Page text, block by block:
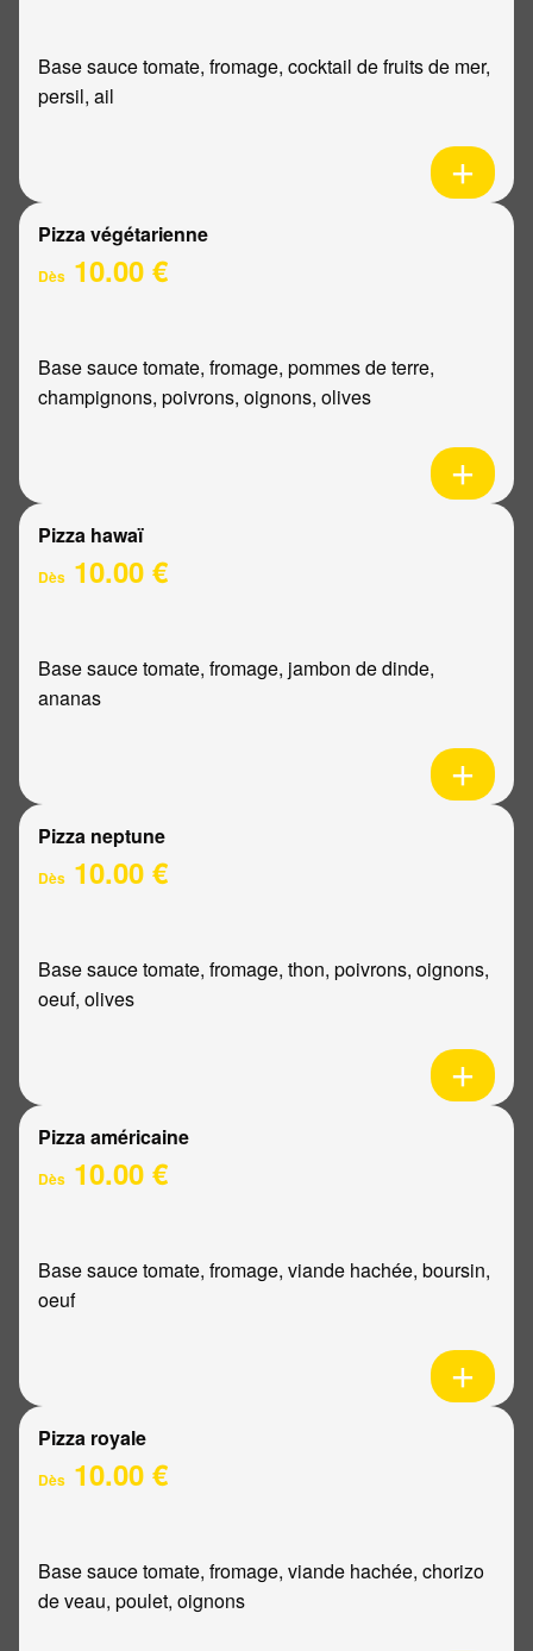
Base sauce tomate, fromage, cocktail de fruits de mer,
persil, ail
Pizza végétarienne
Dès 10.00 €
Base sauce tomate, fromage, pommes de terre,
champignons, poivrons, oignons, olives
Pizza hawaï
Dès 10.00 €
Base sauce tomate, fromage, jambon de dinde,
ananas
Pizza neptune
Dès 10.00 €
Base sauce tomate, fromage, thon, poivrons, oignons,
oeuf, olives
Pizza américaine
Dès 10.00 €
Base sauce tomate, fromage, viande hachée, boursin,
oeuf
Pizza royale
Dès 10.00 €
Base sauce tomate, fromage, viande hachée, chorizo
de veau, poulet, oignons